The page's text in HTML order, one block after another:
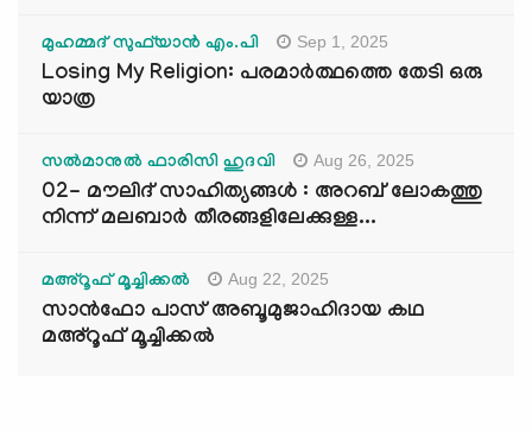
മുഹമ്മദ് സുഫ്‌യാൻ എം.പി Sep 1, 2025
Losing My Religion: പരമാർത്ഥത്തെ തേടി ഒരു
യാത്ര
സൽമാനുൽ ഫാരിസി ഹുദവി Aug 26, 2025
02- മൗലിദ് സാഹിത്യങ്ങൾ : അറബ് ലോകത്തു
നിന്ന് മലബാർ തീരങ്ങളിലേക്കുള്ള...
മഅ്റൂഫ് മൂച്ചിക്കല്‍ Aug 22, 2025
സാൻഫോ പാസ് അബൂമുജാഹിദായ കഥ
മഅ്റൂഫ് മൂച്ചിക്കല്‍